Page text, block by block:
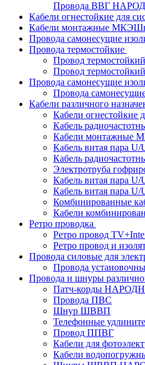
Провода ВВГ
Кабели огнестойкие для
Кабели монтажные
Провода самонесущие
Провода термостойкие
Провод
Провод
Провода самонесущие
Провода
Кабели различного
Кабели огнестойкие
Кабель
Кабели монтажные
Кабель витая пара
Кабель
Электротруба
Кабель витая пара
Кабель витая пара
Комбинированные
Кабели
Ретро проводка
Ретро провод
Ретро провод и
Провода силовые для
Провода
Провода и шнуры
Патч-корды
Провода ПВС
Шнур ШВВП
Телефонные
Провод ППВГ
Кабели для
Кабели